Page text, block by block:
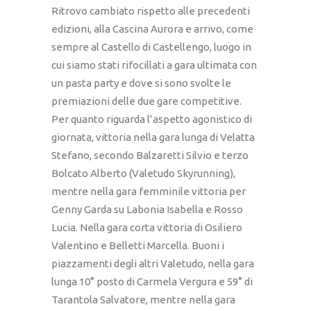
Ritrovo cambiato rispetto alle precedenti
edizioni, alla Cascina Aurora e arrivo, come
sempre al Castello di Castellengo, luogo in
cui siamo stati rifocillati a gara ultimata con
un pasta party e dove si sono svolte le
premiazioni delle due gare competitive.
Per quanto riguarda l’aspetto agonistico di
giornata, vittoria nella gara lunga di Velatta
Stefano, secondo Balzaretti Silvio e terzo
Bolcato Alberto (Valetudo Skyrunning),
mentre nella gara femminile vittoria per
Genny Garda su Labonia Isabella e Rosso
Lucia. Nella gara corta vittoria di Osiliero
Valentino e Belletti Marcella. Buoni i
piazzamenti degli altri Valetudo, nella gara
lunga 10° posto di Carmela Vergura e 59° di
Tarantola Salvatore, mentre nella gara